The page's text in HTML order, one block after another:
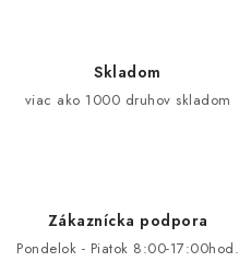
Skladom
viac ako 1000 druhov skladom
Zákaznícka podpora
Pondelok - Piatok 8:00-17:00hod.